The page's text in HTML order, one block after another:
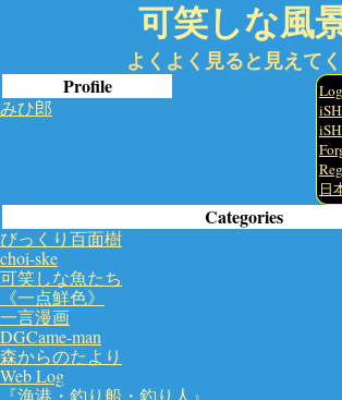
可笑しな風
よくよく見ると見えて
Profile
みひ郎
日
Categories
びっくり百面樹
choi-ske
可笑しな魚たち
《一点鮮色》
一言漫画
DGCame-man
森からのたより
Web Log
『漁港・釣り船・釣り人』